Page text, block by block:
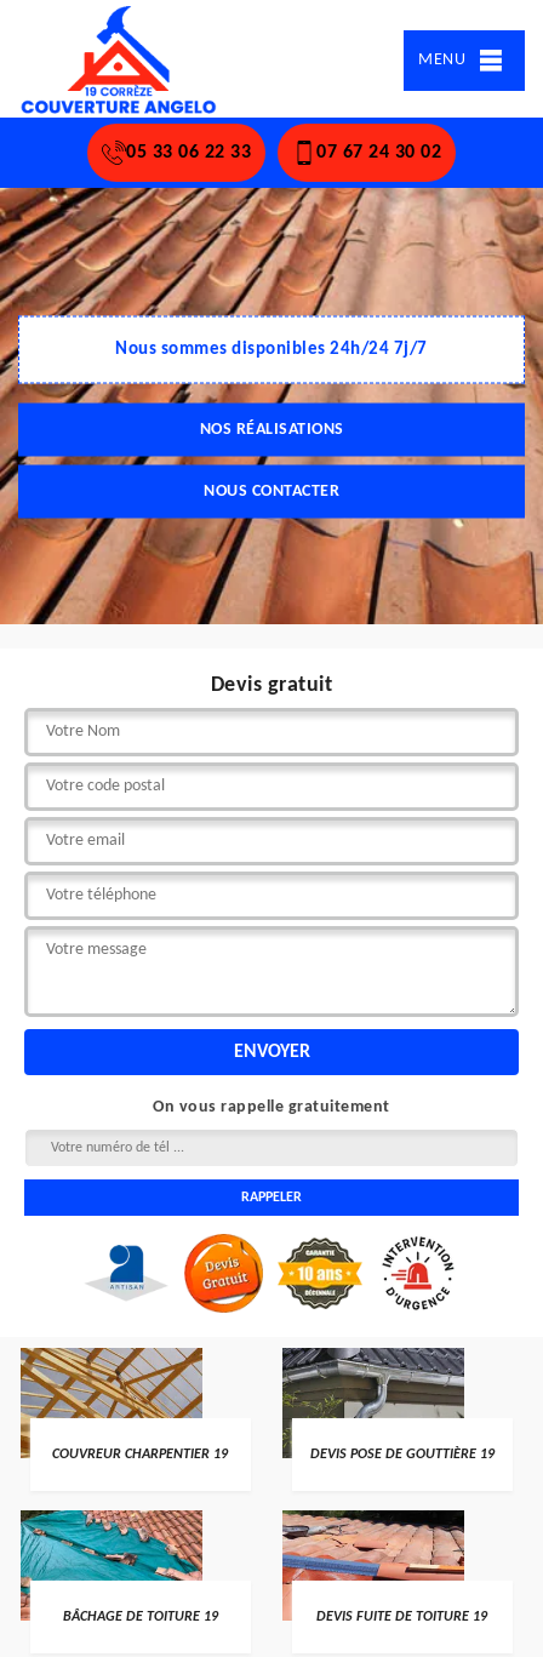
MENU
05 33 06 22 33 07 67 24 30 02
Nous sommes disponibles 24h/24 7j/7
NOS RÉALISATIONS
NOUS CONTACTER
Devis gratuit
On vous rappelle gratuitement
COUVREUR CHARPENTIER 19 DEVIS POSE DE GOUTTIÈRE 19
BÂCHAGE DE TOITURE 19 DEVIS FUITE DE TOITURE 19